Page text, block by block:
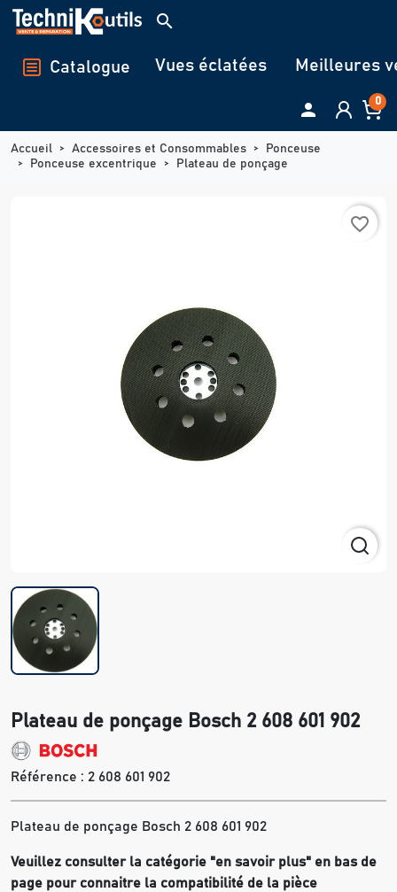
Panneau de gestion des cookies
search
Catalogue Vues éclatées Meilleures
 0
Accueil Accessoires et Consommables
Ponceuse
Ponceuse excentrique
Plateau de ponçage
favorite_border
Plateau de ponçage Bosch 2 608 601 902
Référence : 2 608 601 902
Plateau de ponçage Bosch 2 608 601 902
Veuillez consulter la catégorie "en savoir plus" en bas de
page pour connaitre la compatibilité de la pièce